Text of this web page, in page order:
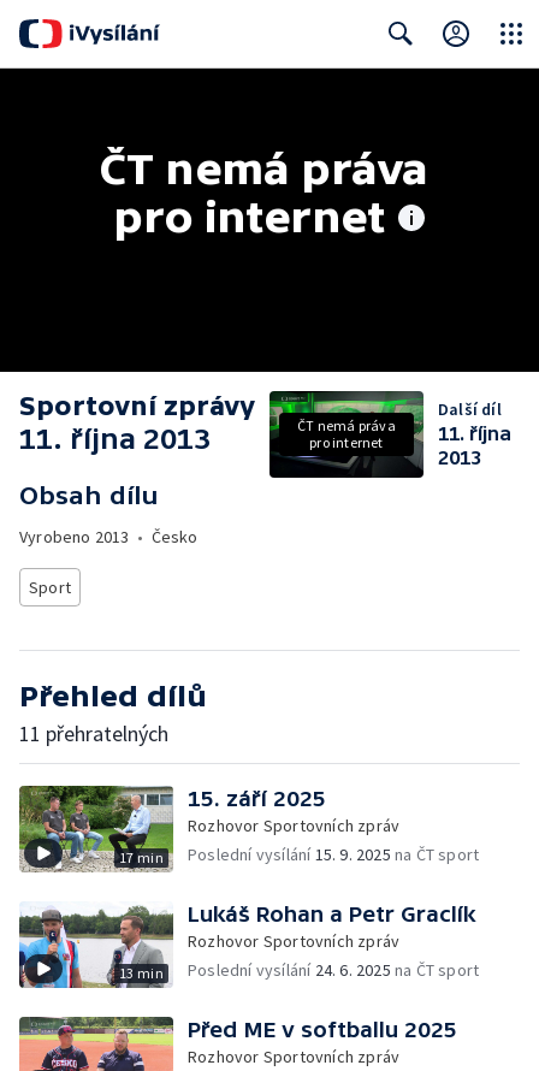
ČT nemá práva
pro internet
Sportovní zprávy
11. října 2013
Obsah dílu
Vyrobeno 2013 • Česko
Sport
ČT nemá práva
pro internet
Další díl
11. října
2013
Přehled dílů
11 přehratelných
17 min
15. září 2025
Rozhovor Sportovních zpráv
Poslední vysílání15. 9. 2025 na ČT sport
13 min
Lukáš Rohan a Petr Graclík
Rozhovor Sportovních zpráv
Poslední vysílání 24. 6. 2025 na ČT sport
Před ME v softballu 2025
Rozhovor Sportovních zpráv